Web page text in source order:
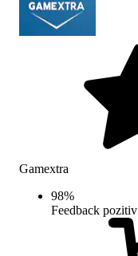
Gamextra
98%
Feedback pozitiv